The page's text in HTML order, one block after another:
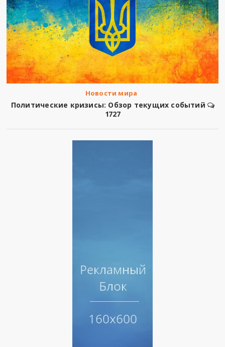
Новости мира
Политические кризисы: Обзор текущих событий
1727